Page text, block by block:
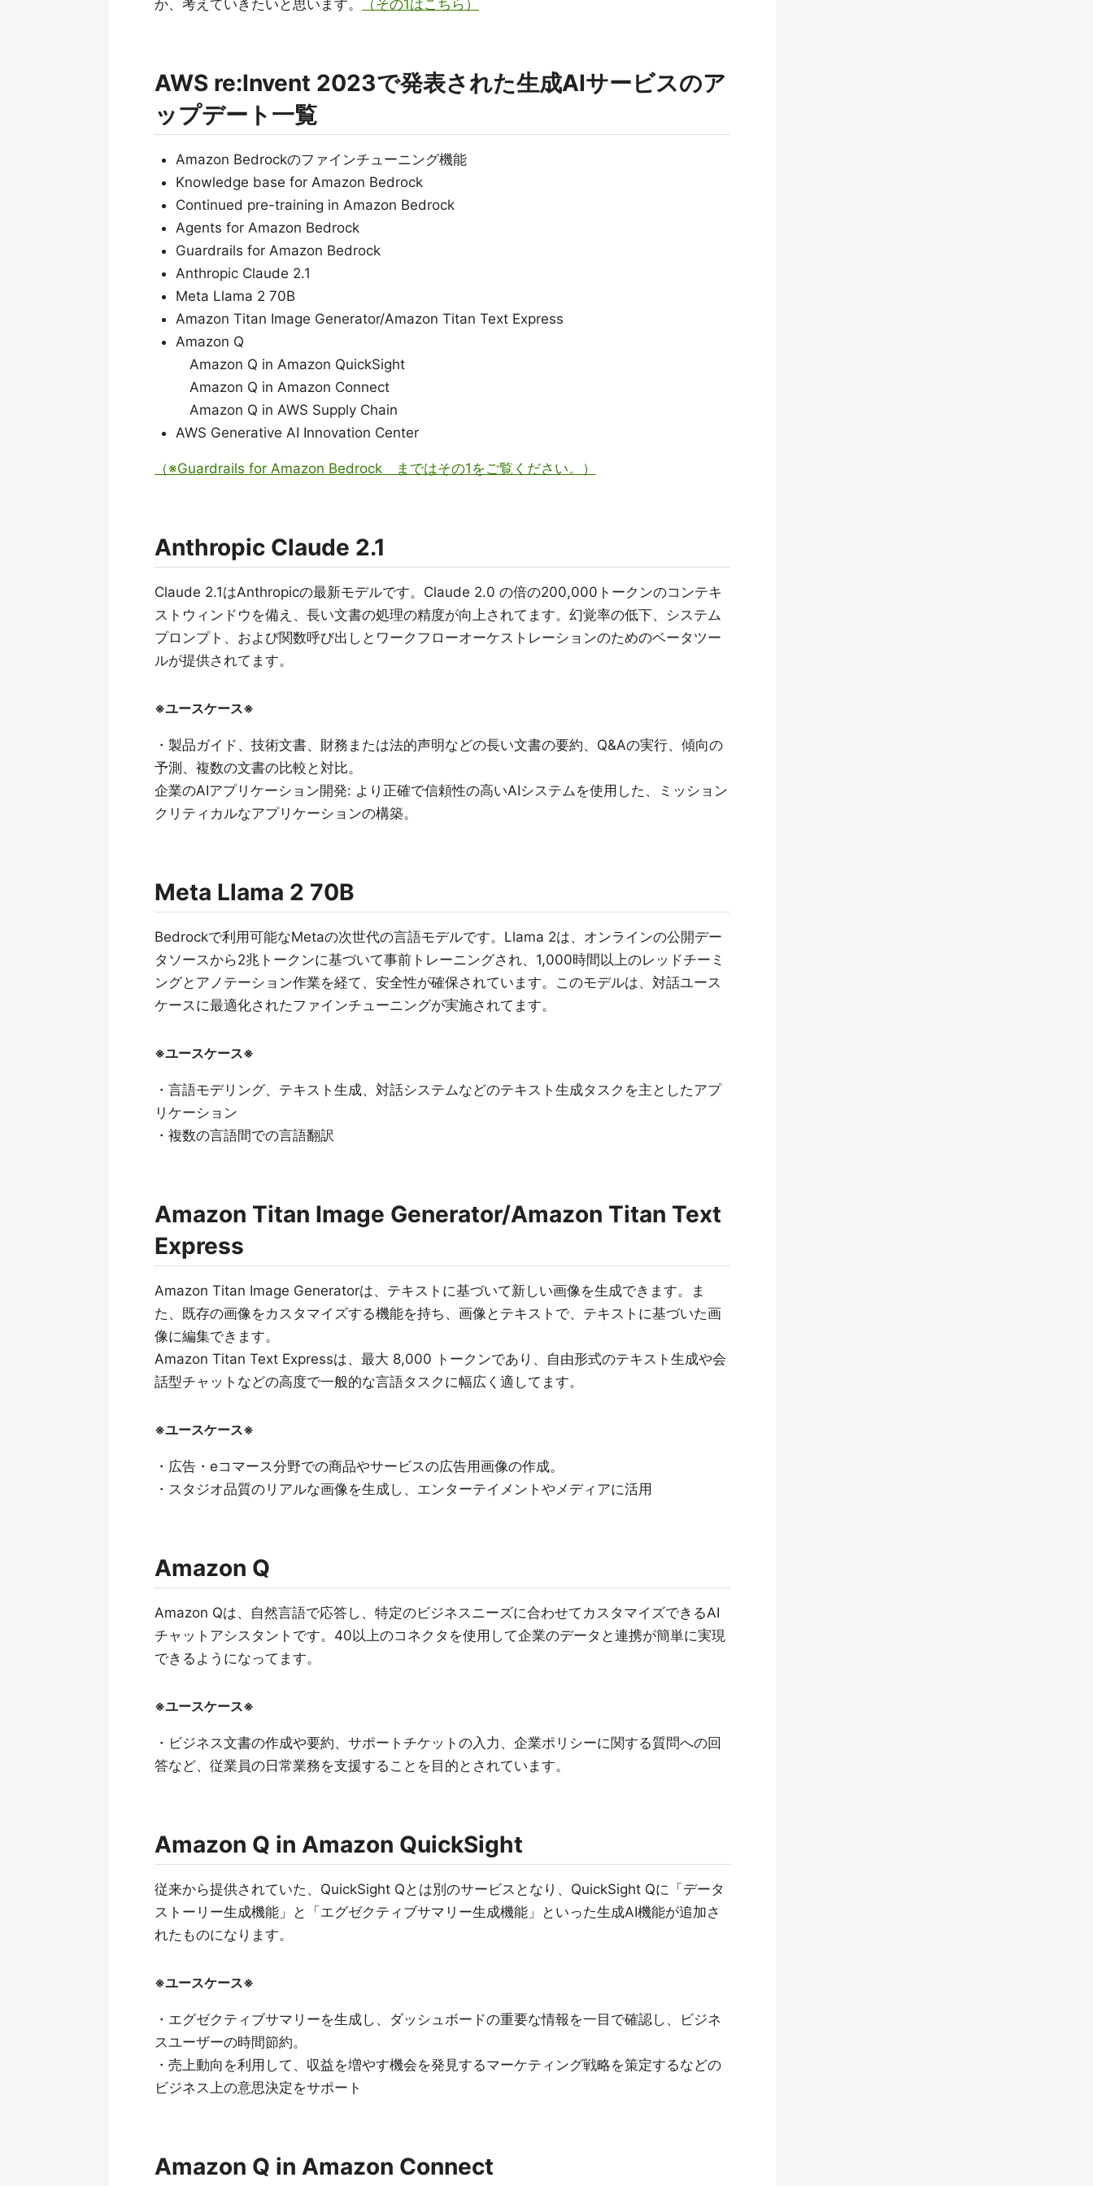
か、考えていきたいと思います。 （その1はこちら）
AWS re:Invent 2023で発表された生成AIサービスのア
ップデート一覧
Amazon Bedrockのファインチューニング機能
Knowledge base for Amazon Bedrock
Continued pre-training in Amazon Bedrock
Agents for Amazon Bedrock
Guardrails for Amazon Bedrock
Anthropic Claude 2.1
Meta Llama 2 70B
Amazon Titan Image Generator/Amazon Titan Text Express
Amazon Q
Amazon Q in Amazon QuickSight
Amazon Q in Amazon Connect
Amazon Q in AWS Supply Chain
AWS Generative AI Innovation Center
（※Guardrails for Amazon Bedrock まではその1をご覧ください。）
Anthropic Claude 2.1
Claude 2.1はAnthropicの最新モデルです。Claude 2.0 の倍の200,000トークンのコンテキ
ストウィンドウを備え、長い文書の処理の精度が向上されてます。幻覚率の低下、システム
プロンプト、および関数呼び出しとワークフローオーケストレーションのためのベータツー
ルが提供されてます。
※ユースケース※
・製品ガイド、技術文書、財務または法的声明などの長い文書の要約、Q&Aの実行、傾向の
予測、複数の文書の比較と対比。
企業のAIアプリケーション開発: より正確で信頼性の高いAIシステムを使用した、ミッション
クリティカルなアプリケーションの構築。
Meta Llama 2 70B
Bedrockで利用可能なMetaの次世代の言語モデルです。Llama 2は、オンラインの公開デー
タソースから2兆トークンに基づいて事前トレーニングされ、1,000時間以上のレッドチーミ
ングとアノテーション作業を経て、安全性が確保されています。このモデルは、対話ユース
ケースに最適化されたファインチューニングが実施されてます。
※ユースケース※
・言語モデリング、テキスト生成、対話システムなどのテキスト生成タスクを主としたアプ
リケーション
・複数の言語間での言語翻訳
Amazon Titan Image Generator/Amazon Titan Text
Express
Amazon Titan Image Generatorは、テキストに基づいて新しい画像を生成できます。ま
た、既存の画像をカスタマイズする機能を持ち、画像とテキストで、テキストに基づいた画
像に編集できます。
Amazon Titan Text Expressは、最大 8,000 トークンであり、自由形式のテキスト生成や会
話型チャットなどの高度で一般的な言語タスクに幅広く適してます。
※ユースケース※
・広告・eコマース分野での商品やサービスの広告用画像の作成。
・スタジオ品質のリアルな画像を生成し、エンターテイメントやメディアに活用
Amazon Q
Amazon Qは、自然言語で応答し、特定のビジネスニーズに合わせてカスタマイズできるAI
チャットアシスタントです。40以上のコネクタを使用して企業のデータと連携が簡単に実現
できるようになってます。
※ユースケース※
・ビジネス文書の作成や要約、サポートチケットの入力、企業ポリシーに関する質問への回
答など、従業員の日常業務を支援することを目的とされています。
Amazon Q in Amazon QuickSight
従来から提供されていた、QuickSight Qとは別のサービスとなり、QuickSight Qに「データ
ストーリー生成機能」と「エグゼクティブサマリー生成機能」といった生成AI機能が追加さ
れたものになります。
※ユースケース※
・エグゼクティブサマリーを生成し、ダッシュボードの重要な情報を一目で確認し、ビジネ
スユーザーの時間節約。
・売上動向を利用して、収益を増やす機会を発見するマーケティング戦略を策定するなどの
ビジネス上の意思決定をサポート
Amazon Q in Amazon Connect